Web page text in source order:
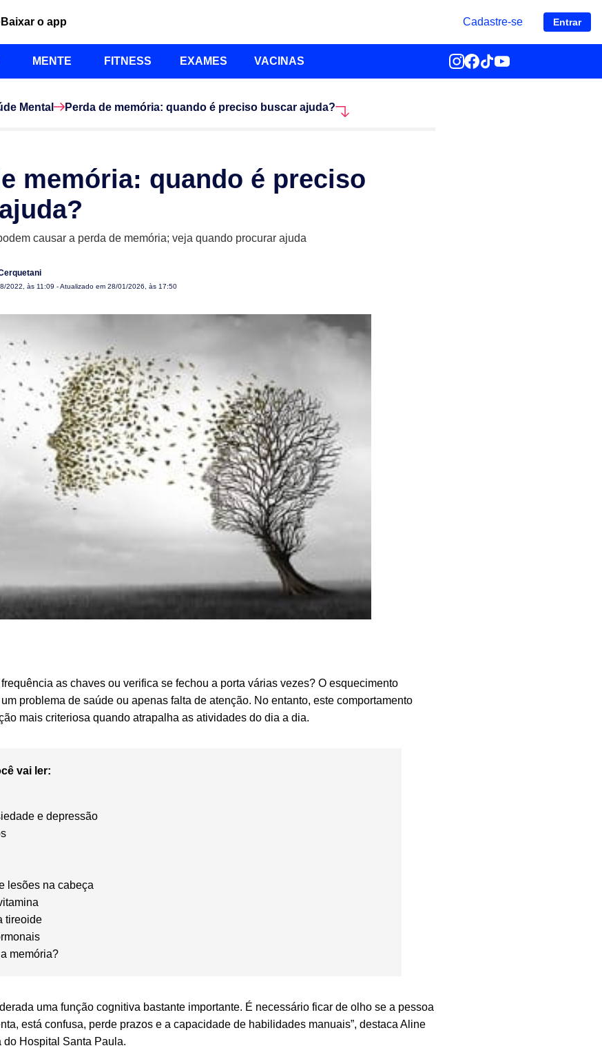
Baixar o app Cadastre-se Entrar
MENTE FITNESS EXAMES VACINAS
Mental Perda de memória: quando é preciso buscar ajuda?
memória: quando é preciso
causar a perda de memória; veja quando procurar ajuda
2022, às 11:09 - Atualizado em 28/01/2026, às 17:50
as chaves ou verifica se fechou a porta várias vezes? O esquecimento
problema de saúde ou apenas falta de atenção. No entanto, este comportamento
mais criteriosa quando atrapalha as atividades do dia a dia.
vai ler:
e depressão
lesões na cabeça
tireoide
memória?
uma função cognitiva bastante importante. É necessário ficar de olho se a pessoa
está confusa, perde prazos e a capacidade de habilidades manuais”, destaca Aline
do Hospital Santa Paula.